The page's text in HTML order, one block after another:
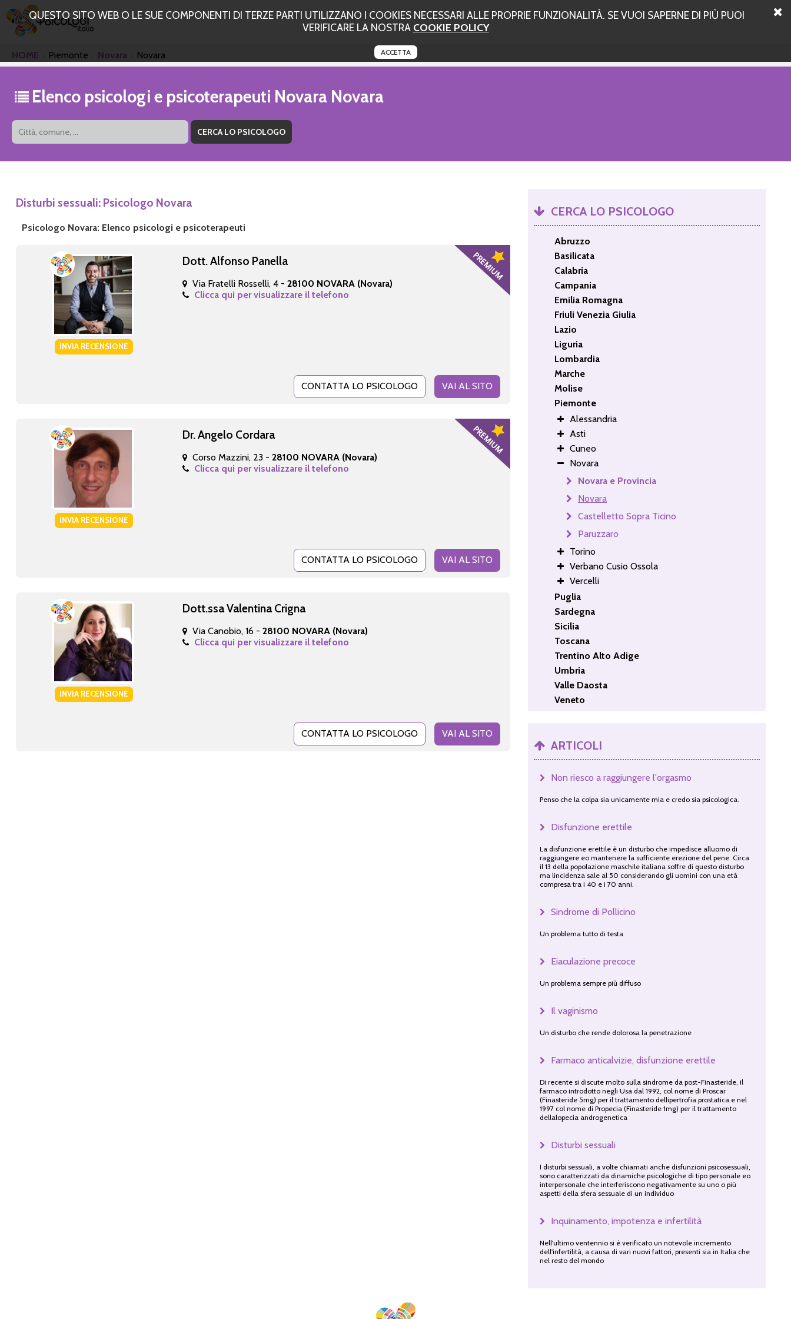
QUESTO SITO WEB O LE SUE COMPONENTI DI TERZE PARTI UTILIZZANO I COOKIES NECESSARI ALLE PROPRIE FUNZIONALITÀ. SE VUOI SAPERNE DI PIÙ PUOI
VERIFICARE LA NOSTRA COOKIE POLICY
ACCETTA
HOME Piemonte Novara Novara
Elenco psicologi e psicoterapeuti Novara Novara
Disturbi sessuali: Psicologo Novara
Psicologo Novara: Elenco psicologi e psicoterapeuti
INVIA RECENSIONE
Dott. Alfonso Panella
Via Fratelli Rosselli, 4 -28100 NOVARA (Novara)
Clicca qui per visualizzare il telefono
CONTATTA LO PSICOLOGO VAI AL SITO
INVIA RECENSIONE
Dr. Angelo Cordara
Corso Mazzini, 23 -28100 NOVARA (Novara)
Clicca qui per visualizzare il telefono
CONTATTA LO PSICOLOGO VAI AL SITO
INVIA RECENSIONE
Dott.ssa Valentina Crigna
Via Canobio, 16 -28100 NOVARA (Novara)
Clicca qui per visualizzare il telefono
CONTATTA LO PSICOLOGO VAI AL SITO
CERCA LO PSICOLOGO
Abruzzo
Basilicata
Calabria
Campania
Emilia Romagna
Friuli Venezia Giulia
Lazio
Liguria
Lombardia
Marche
Molise
Piemonte
Alessandria
Asti
Cuneo
Novara
Novara e Provincia
Novara
Castelletto Sopra Ticino
Paruzzaro
Torino
Verbano Cusio Ossola
Vercelli
Puglia
Sardegna
Sicilia
Toscana
Trentino Alto Adige
Umbria
Valle Daosta
Veneto
ARTICOLI
Non riesco a raggiungere l'orgasmo
Penso che la colpa sia unicamente mia e credo sia psicologica.
Disfunzione erettile
La disfunzione erettile è un disturbo che impedisce alluomo di
raggiungere eo mantenere la sufficiente erezione del pene. Circa
il 13 della popolazione maschile italiana soffre di questo disturbo
ma lincidenza sale al 50 considerando gli uomini con una età
compresa tra i 40 e i 70 anni.
Sindrome di Pollicino
Un problema tutto di testa
Eiaculazione precoce
Un problema sempre più diffuso
Il vaginismo
Un disturbo che rende dolorosa la penetrazione
Farmaco anticalvizie, disfunzione erettile
Di recente si discute molto sulla sindrome da post-Finasteride, il
farmaco introdotto negli Usa dal 1992, col nome di Proscar
(Finasteride 5mg) per il trattamento dellipertrofia prostatica e nel
1997 col nome di Propecia (Finasteride 1mg) per il trattamento
dellalopecia androgenetica
Disturbi sessuali
I disturbi sessuali, a volte chiamati anche disfunzioni psicosessuali,
sono caratterizzati da dinamiche psicologiche di tipo personale eo
interpersonale che interferiscono negativamente su uno o più
aspetti della sfera sessuale di un individuo
Inquinamento, impotenza e infertilità
Nell'ultimo ventennio si è verificato un notevole incremento
dell'infertilità, a causa di vari nuovi fattori, presenti sia in Italia che
nel resto del mondo